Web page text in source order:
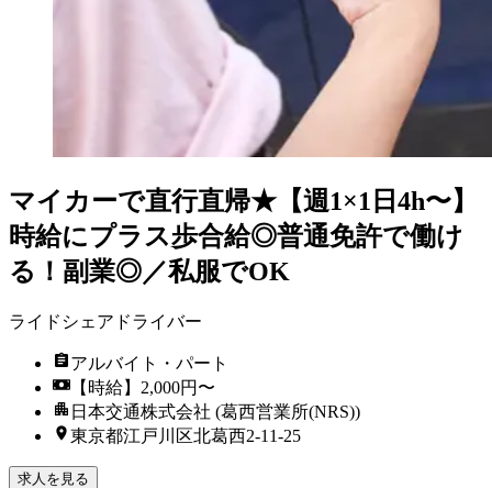
マイカーで直行直帰★【週1×1日4h〜】
時給にプラス歩合給◎普通免許で働け
る！副業◎／私服でOK
ライドシェアドライバー
アルバイト・パート
【時給】2,000円〜
日本交通株式会社 (葛西営業所(NRS))
東京都江戸川区北葛西2-11-25
求人を見る